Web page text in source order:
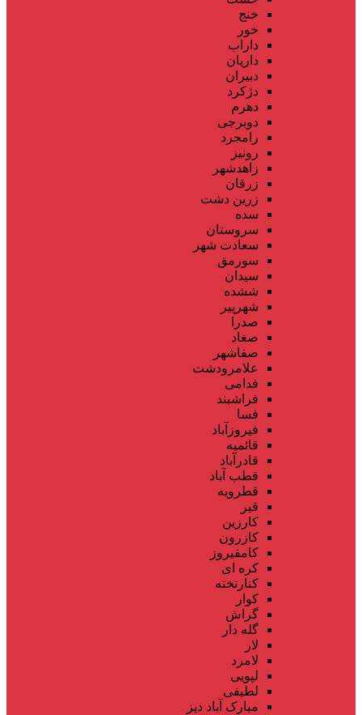
خنج
خور
داراب
داریان
دبیران
دژکرد
دهرم
دوبرجی
رامجرد
رونیز
زاهدشهر
زرقان
زرین دشت
سده
سروستان
سعادت شهر
سورمق
سیدان
ششده
شهرپیر
صدرا
صغاد
صفاشهر
علامرودشت
فدامی
فراشبند
فسا
فیروزآباد
قائمیه
قادرآباد
قطب آباد
قطرویه
قیر
کارزین
کازرون
کامفیروز
کره ای
کنارتخته
کوار
گراش
گله دار
لار
لامرد
لپویی
لطیفی
مبارک آباد دیز